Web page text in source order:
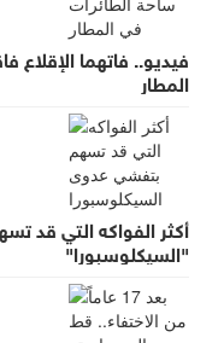
فيديو.. فاتهما الإقلاع
المطار
أكثر الفواكه التي قد
"السيكلوسبورا"